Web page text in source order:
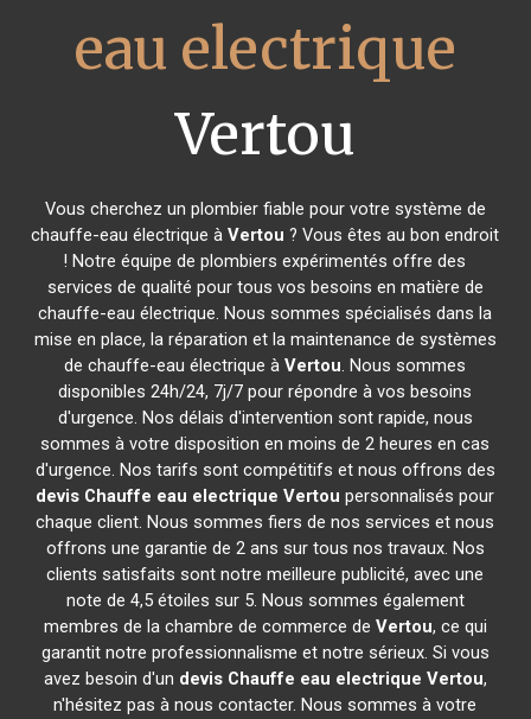
eau electrique
Vertou
Vous cherchez un plombier fiable pour votre système de
chauffe-eau électrique àVertou ? Vous êtes au bon endroit
! Notre équipe de plombiers expérimentés offre des
services de qualité pour tous vos besoins en matière de
chauffe-eau électrique. Nous sommes spécialisés dans la
mise en place, la réparation et la maintenance de systèmes
de chauffe-eau électrique àVertou. Nous sommes
disponibles 24h/24, 7j/7 pour répondre à vos besoins
d'urgence. Nos délais d'intervention sont rapide, nous
sommes à votre disposition en moins de 2 heures en cas
d'urgence. Nos tarifs sont compétitifs et nous offrons des
devis Chauffe eau electrique Vertou personnalisés pour
chaque client. Nous sommes fiers de nos services et nous
offrons une garantie de 2 ans sur tous nos travaux. Nos
clients satisfaits sont notre meilleure publicité, avec une
note de 4,5 étoiles sur 5. Nous sommes également
membres de la chambre de commerce de Vertou, ce qui
garantit notre professionnalisme et notre sérieux. Si vous
avez besoin d'un devis Chauffe eau electrique Vertou,
n'hésitez pas à nous contacter. Nous sommes à votre